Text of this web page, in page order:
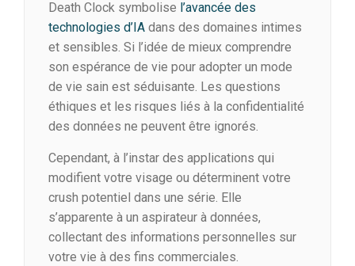
Death Clock symbolise l’avancée des
technologies d’IA dans des domaines intimes
et sensibles. Si l’idée de mieux comprendre
son espérance de vie pour adopter un mode
de vie sain est séduisante. Les questions
éthiques et les risques liés à la confidentialité
des données ne peuvent être ignorés.
Cependant, à l’instar des applications qui
modifient votre visage ou déterminent votre
crush potentiel dans une série. Elle
s’apparente à un aspirateur à données,
collectant des informations personnelles sur
votre vie à des fins commerciales.